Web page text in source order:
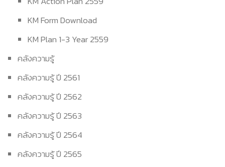
KM Form Download
KM Plan 1-3 Year 2559
คลังความรู้
คลังความรู้ ปี 2561
คลังความรู้ ปี 2562
คลังความรู้ ปี 2563
คลังความรู้ ปี 2564
คลังความรู้ ปี 2565